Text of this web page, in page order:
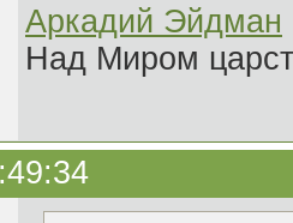
Аркадий Эйдман
Над Миром